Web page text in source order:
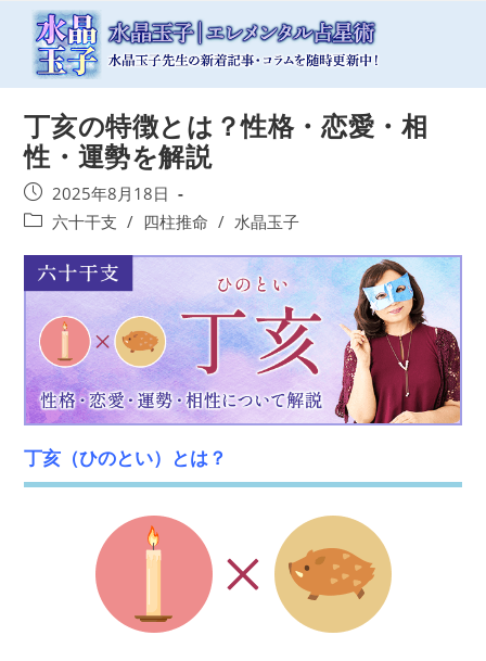
丁亥の特徴とは？性格・恋愛・相
性・運勢を解説
投
稿
開
日:
2025年8月18日
投
カ
テ
ー:
六十干支 / 四柱推命 / 水晶玉子
丁亥（ひのとい）とは？